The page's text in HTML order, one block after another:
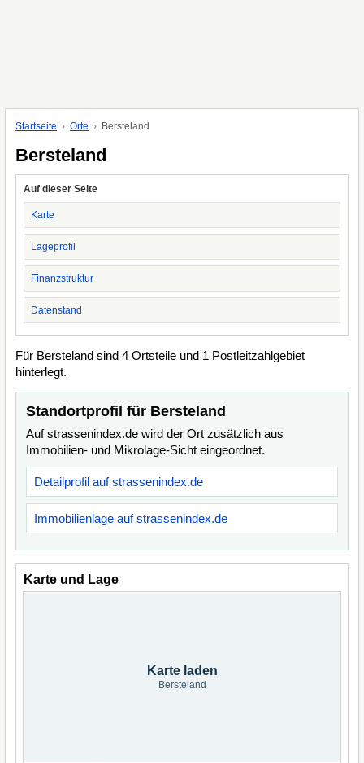
Startseite Orte Bersteland
Bersteland
Auf dieser Seite
Karte
Lageprofil
Finanzstruktur
Datenstand
Für Bersteland sind 4 Ortsteile und 1 Postleitzahlgebiet
hinterlegt.
Standortprofil für Bersteland
Auf strassenindex.de wird der Ort zusätzlich aus
Immobilien- und Mikrolage-Sicht eingeordnet.
Detailprofil auf strassenindex.de
Immobilienlage auf strassenindex.de
Karte und Lage
Karte laden
Bersteland